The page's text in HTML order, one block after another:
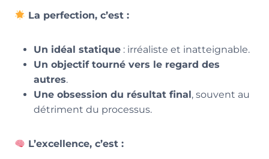
La perfection, c’est :
Un idéal statique : irréaliste et inatteignable.
Un objectif tourné vers le regard des
autres.
Une obsession du résultat final, souvent au
détriment du processus.
L’excellence, c’est :